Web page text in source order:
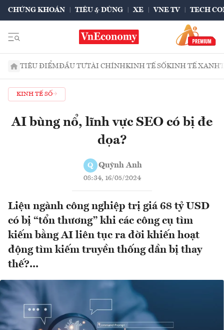
CHỨNG KHOÁN TIÊU & DÙNG XE VNE TV TECH
TIÊU ĐIỂMĐẦU TƯTÀI CHÍNHKINH TẾ SỐKINH TẾ XANH
KINH TẾ SỐ
AI bùng nổ, lĩnh vực SEO có bị đe
dọa?
Q Quỳnh Anh
08:34, 16/05/2024
Liệu ngành công nghiệp trị giá 68 tỷ USD
có bị “tổn thương” khi các công cụ tìm
kiếm bằng AI liên tục ra đời khiến hoạt
động tìm kiếm truyền thống dần bị thay
thế?...